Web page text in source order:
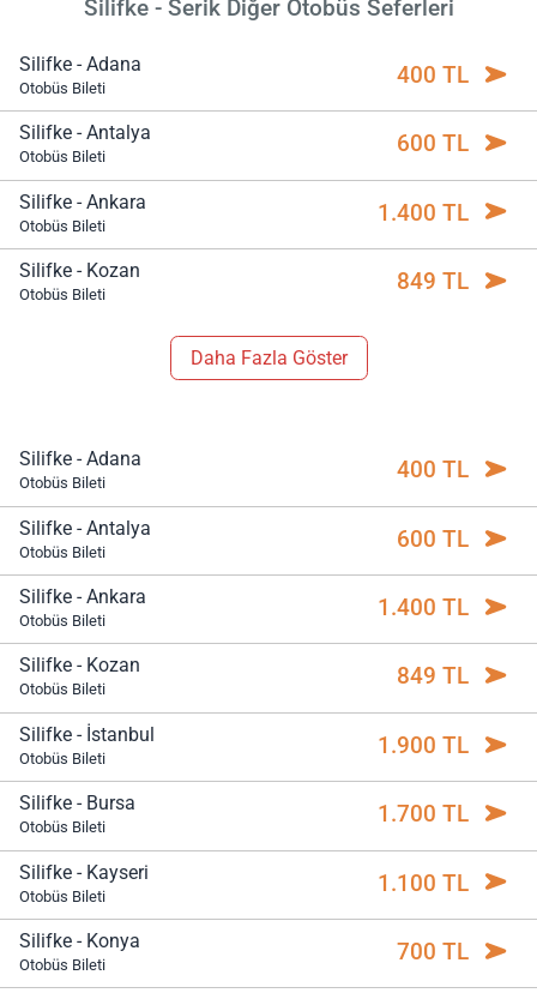
Silifke - Serik Diğer Otobüs Seferleri
Silifke - Adana
Otobüs Bileti 400 TL
Silifke - Antalya
Otobüs Bileti 600 TL
Silifke - Ankara
Otobüs Bileti 1.400 TL
Silifke - Kozan
Otobüs Bileti 849 TL
Daha Fazla Göster
Silifke - Adana
Otobüs Bileti 400 TL
Silifke - Antalya
Otobüs Bileti 600 TL
Silifke - Ankara
Otobüs Bileti 1.400 TL
Silifke - Kozan
Otobüs Bileti 849 TL
Silifke - İstanbul
Otobüs Bileti 1.900 TL
Silifke - Bursa
Otobüs Bileti 1.700 TL
Silifke - Kayseri
Otobüs Bileti 1.100 TL
Silifke - Konya
Otobüs Bileti 700 TL